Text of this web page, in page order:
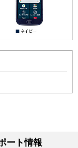
ート情報